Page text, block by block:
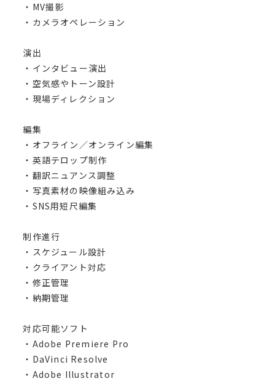
・MV撮影
・カメラオペレーション
演出
・インタビュー演出
・空気感やトーン設計
・現場ディレクション
編集
・オフライン／オンライン編集
・英語テロップ制作
・翻訳ニュアンス調整
・写真素材の映像組み込み
・SNS用短尺編集
制作進行
・スケジュール設計
・クライアント対応
・修正管理
・納期管理
対応可能ソフト
・Adobe Premiere Pro
・DaVinci Resolve
・Adobe Illustrator